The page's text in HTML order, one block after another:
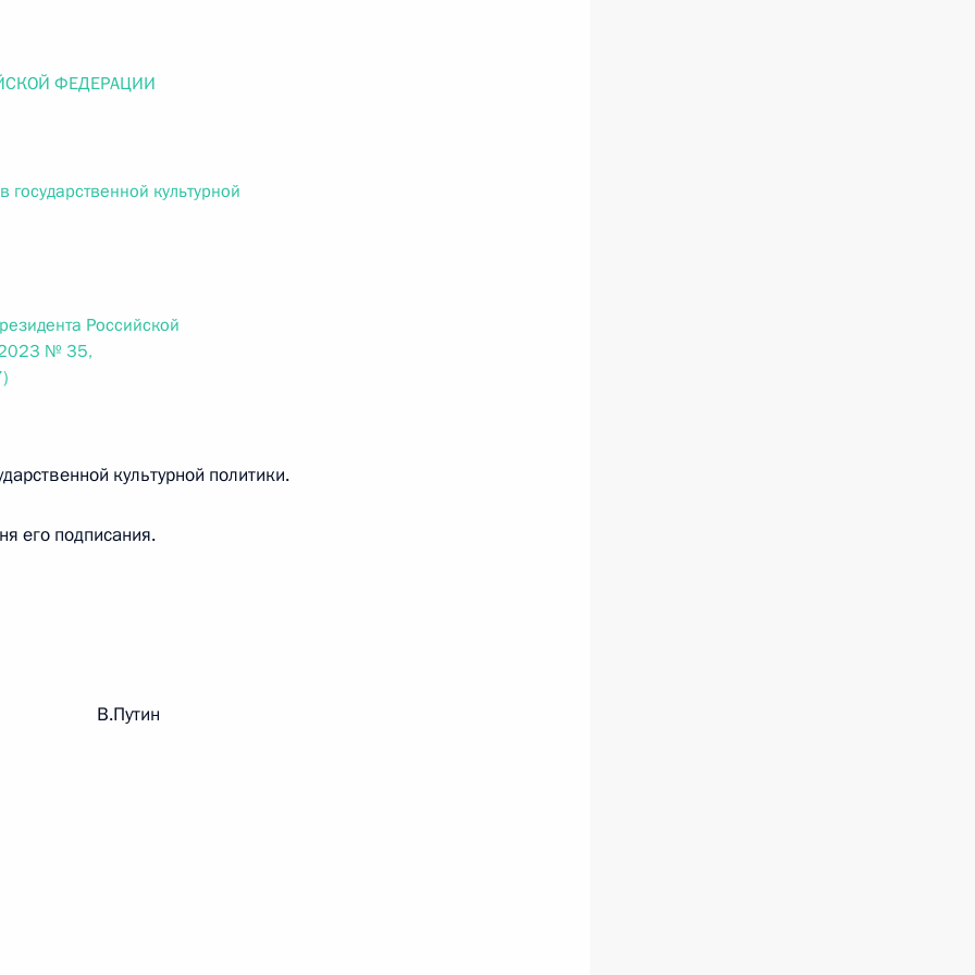
«О присяжных заседателях федеральных судов общей
г. № 263-ФЗ
ФЕДЕРАЦИИ
культурной
Российской
№ 35,
культурной политики.
его подписания.
В.Путин